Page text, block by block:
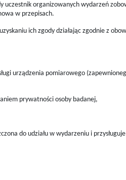
organizowanych wydarzeń
w przepisach.
ich zgody działając zgodnie z
urządzenia pomiarowego
prywatności osoby badanej,
do udziału w wydarzeniu i